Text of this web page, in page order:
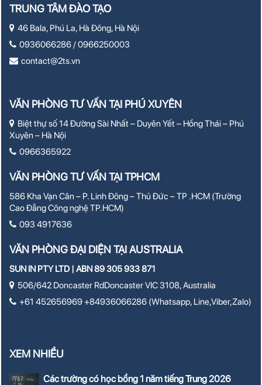
TRUNG TÂM ĐÀO TẠO
46 Bala, Phú La, Hà Đông, Hà Nội
0936066286 / 0966250003
contact@2ts.vn
VĂN PHÒNG TƯ VẤN TẠI PHÚ XUYÊN
Biệt thự số 14 Đường Sài Nhất – Duyên Yết – Hồng Thái – Phú
Xuyên – Hà Nội
0966365922
VĂN PHÒNG TƯ VẤN TẠI TPHCM
586 Kha Vạn Cân – P. Linh Đông – Thủ Đức – TP .HCM (Trường
Cao Đẳng Công nghệ TP.HCM)
093 4917636
VĂN PHÒNG ĐẠI DIỆN TẠI AUSTRALIA
SUN IN PTY LTD | ABN 89 305 933 871
506/642 Doncaster RdDoncaster VIC 3108, Australia
+61 452656969 +84936066286 (Whatsapp, Line,Viber,Zalo)
XEM NHIỀU
Các trường có học bổng 1 năm tiếng Trung 2026